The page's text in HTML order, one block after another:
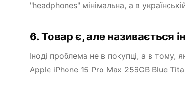
"headphones" мінімальна, а в
6. Товар є, але називається
Іноді проблема не в покупці, а в тому,
Apple iPhone 15 Pro Max 256GB Blue